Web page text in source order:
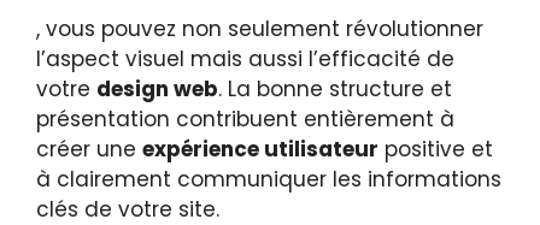
, vous pouvez non seulement révolutionner
l’aspect visuel mais aussi l’efficacité de
votre design web. La bonne structure et
présentation contribuent entièrement à
créer une expérience utilisateur positive et
à clairement communiquer les informations
clés de votre site.